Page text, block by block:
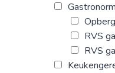
RVS
RVS